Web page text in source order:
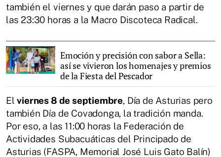
también el viernes y que darán paso a partir de
las 23:30 horas a la Macro Discoteca Radical.
Emoción y precisión con sabor a Sella:
así se vivieron los homenajes y premios
de la Fiesta del Pescador
Elviernes 8 de septiembre, Día de Asturias pero
también Día de Covadonga, la tradición manda.
Por eso, a las 11:00 horas la Federación de
Actividades Subacuáticas del Principado de
Asturias (FASPA, Memorial José Luis Gato Balín)